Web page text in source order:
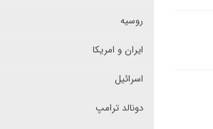
روسیه
ایران و امریکا
اسرائیل
دونالد ترامپ